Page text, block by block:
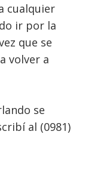
cualquier
ir por la
que se
volver a
se
al (0981)